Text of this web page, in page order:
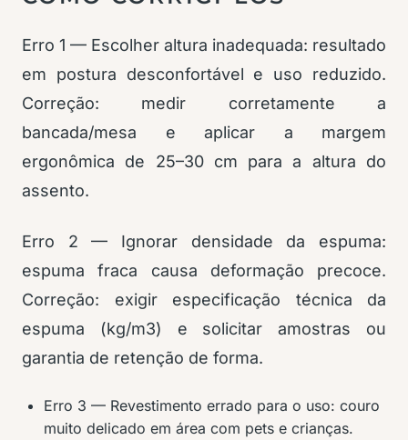
Erro 1 — Escolher altura inadequada: resultado
em postura desconfortável e uso reduzido.
Correção: medir corretamente a
bancada/mesa e aplicar a margem
ergonômica de 25–30 cm para a altura do
assento.
Erro 2 — Ignorar densidade da espuma:
espuma fraca causa deformação precoce.
Correção: exigir especificação técnica da
espuma (kg/m3) e solicitar amostras ou
garantia de retenção de forma.
Erro 3 — Revestimento errado para o uso: couro
muito delicado em área com pets e crianças.